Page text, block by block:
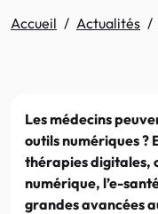
Accueil Actualités
Les médecins
outils numériques ?
thérapies digitales,
numérique, l’e-
grandes avancées